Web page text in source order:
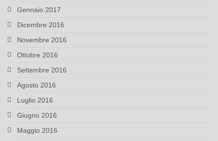
Gennaio 2017
Dicembre 2016
Novembre 2016
Ottobre 2016
Settembre 2016
Agosto 2016
Luglio 2016
Giugno 2016
Maggio 2016